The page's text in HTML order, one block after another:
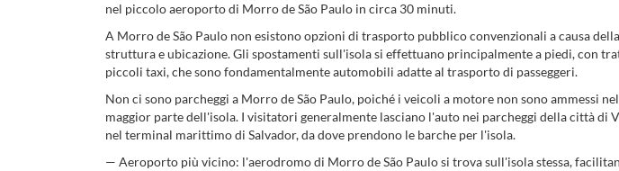
nel piccolo aeroporto di Morro de São Paulo in circa 30 minuti.
A Morro de São Paulo non esistono opzioni di trasporto pubblico convenzionali a causa
struttura e ubicazione. Gli spostamenti sull'isola si effettuano principalmente a piedi, con
piccoli taxi, che sono fondamentalmente automobili adatte al trasporto di passeggeri.
Non ci sono parcheggi a Morro de São Paulo, poiché i veicoli a motore non sono ammessi
maggior parte dell'isola. I visitatori generalmente lasciano l'auto nei parcheggi della città di
nel terminal marittimo di Salvador, da dove prendono le barche per l'isola.
— Aeroporto più vicino: l'aerodromo di Morro de São Paulo si trova sull'isola stessa,